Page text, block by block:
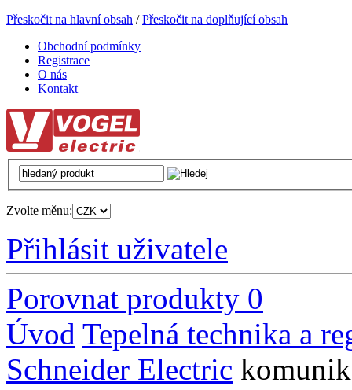
Přeskočit na hlavní obsah /Přeskočit na doplňující obsah
Obchodní podmínky
Registrace
O nás
Kontakt
Zvolte měnu:
Přihlásit uživatele
Porovnat produkty 0
Úvod Tepelná technika a
Schneider Electric